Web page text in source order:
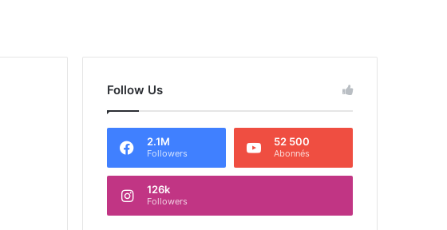
Follow Us
2.1M
Followers
52 500
Abonnés
126k
Followers